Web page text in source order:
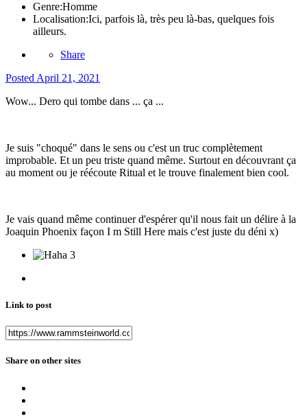
Genre:Homme
Localisation:Ici, parfois là, très peu là-bas, quelques fois
ailleurs.
Share
Posted April 21, 2021
Wow... Dero qui tombe dans ... ça ...
Je suis "choqué" dans le sens ou c'est un truc complètement
improbable. Et un peu triste quand même. Surtout en découvrant ça
au moment ou je réécoute Ritual et le trouve finalement bien cool.
Je vais quand même continuer d'espérer qu'il nous fait un délire à la
Joaquin Phoenix façon I m Still Here mais c'est juste du déni x)
3
Link to post
Share on other sites